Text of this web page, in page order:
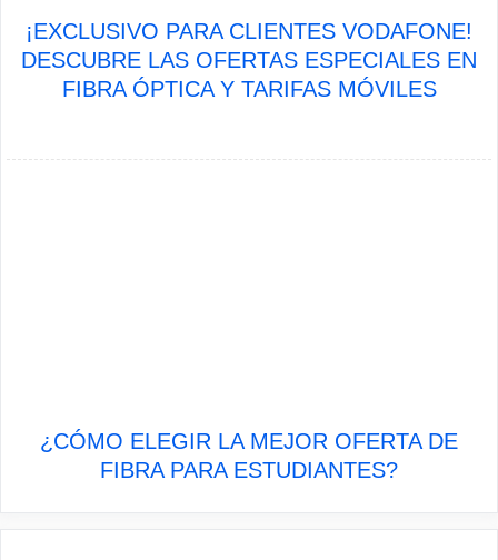
¡EXCLUSIVO PARA CLIENTES VODAFONE!
DESCUBRE LAS OFERTAS ESPECIALES EN
FIBRA ÓPTICA Y TARIFAS MÓVILES
¿CÓMO ELEGIR LA MEJOR OFERTA DE
FIBRA PARA ESTUDIANTES?